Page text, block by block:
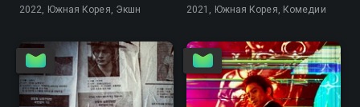
2022, Южная Корея, Экшн 2021, Южная Корея, Комедии